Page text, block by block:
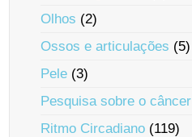
Olhos (2)
Ossos e articulações (5)
Pele (3)
Pesquisa sobre o câncer
Ritmo Circadiano (119)